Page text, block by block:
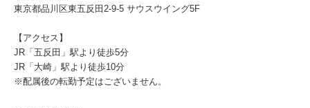
東京都品川区東五反田2-9-5 サウスウイング5F
【アクセス】
JR「五反田」駅より徒歩5分
JR「大崎」駅より徒歩10分
※配属後の転勤予定はございません。